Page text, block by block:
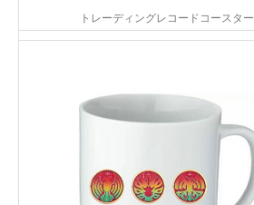
トレーディングレコードコースター